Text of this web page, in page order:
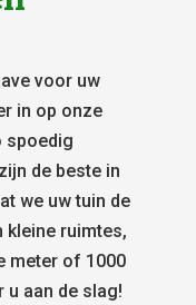
voor uw
in op onze
spoedig
de beste in
we uw tuin de
kleine ruimtes,
meter of 1000
u aan de slag!